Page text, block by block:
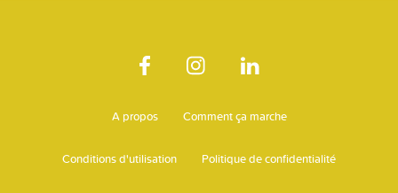
A propos Comment ça marche
Conditions d'utilisation Politique de confidentialité